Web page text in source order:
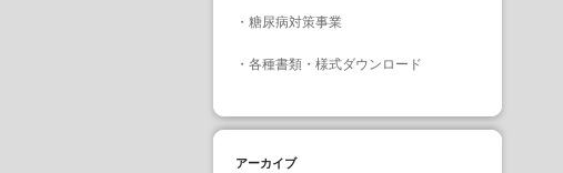
・ 糖尿病対策事業
・ 各種書類・様式ダウンロード
アーカイブ